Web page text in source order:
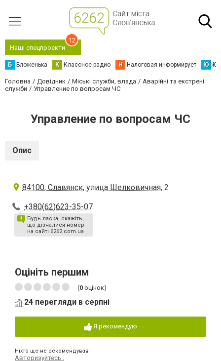
Наші спецпроєкти
12
Б Бложенька К Классное радио Н Налоговая информирует Ю
Головна Довідник Міські служби, влада
Аварійні та екстрені
служби
Управление по вопросам ЧС
Управление по вопросам ЧС
Опис
84100, Славянск, улица Шелковичная, 2
+380(62)623-35-07
Будь ласка, скажіть,
що дізналися номер
на сайті 6262.com.ua
Оцініть першим
(0 оцінок)
24 перегляди в серпні
Я рекомендую
Ніхто ще не рекомендував
Авторизуйтесь